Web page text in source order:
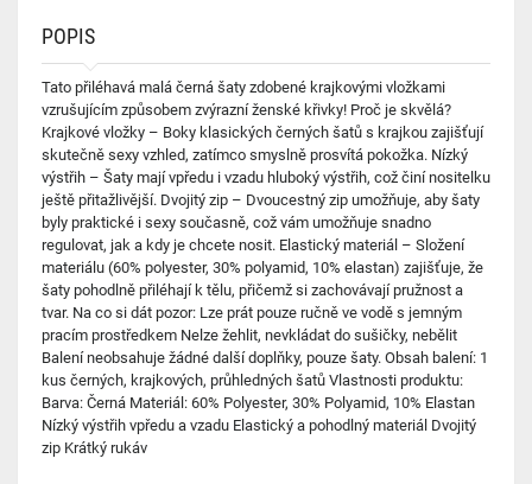
POPIS
Tato přiléhavá malá černá šaty zdobené krajkovými vložkami
vzrušujícím způsobem zvýrazní ženské křivky! Proč je skvělá?
Krajkové vložky – Boky klasických černých šatů s krajkou zajišťují
skutečně sexy vzhled, zatímco smyslně prosvítá pokožka. Nízký
výstřih – Šaty mají vpředu i vzadu hluboký výstřih, což činí nositelku
ještě přitažlivější. Dvojitý zip – Dvoucestný zip umožňuje, aby šaty
byly praktické i sexy současně, což vám umožňuje snadno
regulovat, jak a kdy je chcete nosit. Elastický materiál – Složení
materiálu (60% polyester, 30% polyamid, 10% elastan) zajišťuje, že
šaty pohodlně přiléhají k tělu, přičemž si zachovávají pružnost a
tvar. Na co si dát pozor: Lze prát pouze ručně ve vodě s jemným
pracím prostředkem Nelze žehlit, nevkládat do sušičky, nebělit
Balení neobsahuje žádné další doplňky, pouze šaty. Obsah balení: 1
kus černých, krajkových, průhledných šatů Vlastnosti produktu:
Barva: Černá Materiál: 60% Polyester, 30% Polyamid, 10% Elastan
Nízký výstřih vpředu a vzadu Elastický a pohodlný materiál Dvojitý
zip Krátký rukáv